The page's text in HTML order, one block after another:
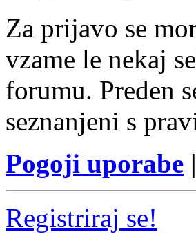
Za prijavo se
vzame le nekaj
forumu. Preden
seznanjeni s
Pogoji uporabe |
Registriraj se!